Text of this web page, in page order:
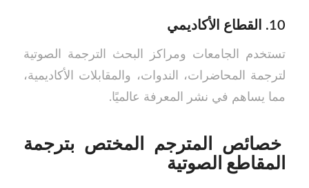
10. القطاع الأكاديمي
تستخدم الجامعات ومراكز البحث الترجمة الصوتية
لترجمة المحاضرات، الندوات، والمقابلات الأكاديمية،
مما يساهم في نشر المعرفة عالميًا.
خصائص المترجم المختص بترجمة
المقاطع الصوتية